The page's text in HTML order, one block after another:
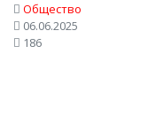
Общество
06.06.2025
186